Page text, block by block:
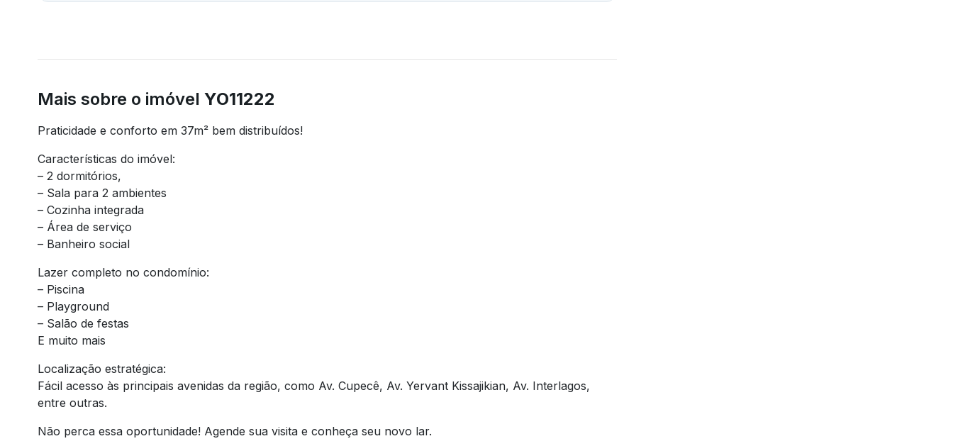
Mais sobre o imóvel YO11222
Praticidade e conforto em 37m² bem distribuídos!
Características do imóvel:
– 2 dormitórios,
– Sala para 2 ambientes
– Cozinha integrada
– Área de serviço
– Banheiro social
Lazer completo no condomínio:
– Piscina
– Playground
– Salão de festas
E muito mais
Localização estratégica:
Fácil acesso às principais avenidas da região, como Av. Cupecê, Av. Yervant Kissajikian, Av. Interlagos,
entre outras.
Não perca essa oportunidade! Agende sua visita e conheça seu novo lar.